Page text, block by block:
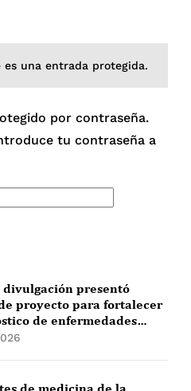
una entrada protegida.
por contraseña.
tu contraseña a
divulgación presentó
proyecto para fortalecer
de enfermedades
la Amazonía peruana
de medicina de la